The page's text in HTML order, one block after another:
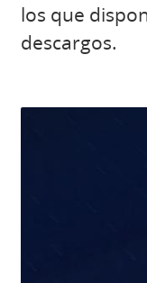
los que
descargos.